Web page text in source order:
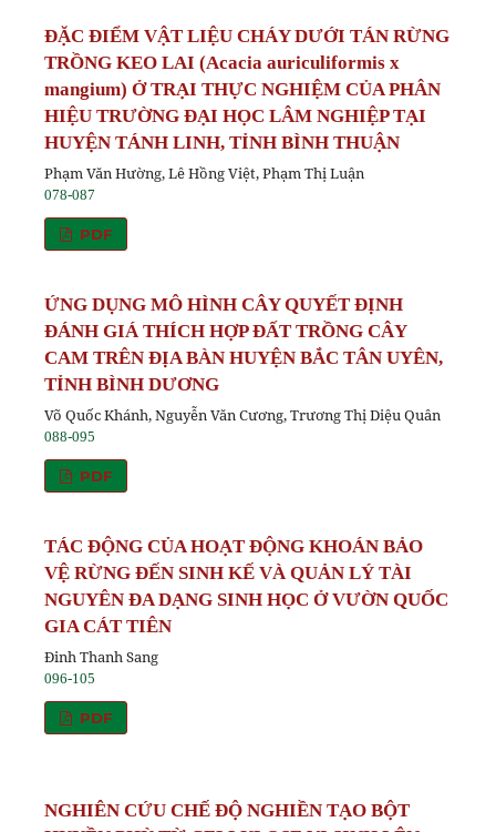
ĐẶC ĐIỂM VẬT LIỆU CHÁY DƯỚI TÁN RỪNG
TRỒNG KEO LAI (Acacia auriculiformis x
mangium) Ở TRẠI THỰC NGHIỆM CỦA PHÂN
HIỆU TRƯỜNG ĐẠI HỌC LÂM NGHIỆP TẠI
HUYỆN TÁNH LINH, TỈNH BÌNH THUẬN
Phạm Văn Hường, Lê Hồng Việt, Phạm Thị Luận
078-087
PDF
ỨNG DỤNG MÔ HÌNH CÂY QUYẾT ĐỊNH
ĐÁNH GIÁ THÍCH HỢP ĐẤT TRỒNG CÂY
CAM TRÊN ĐỊA BÀN HUYỆN BẮC TÂN UYÊN,
TỈNH BÌNH DƯƠNG
Võ Quốc Khánh, Nguyễn Văn Cương, Trương Thị Diệu Quân
088-095
PDF
TÁC ĐỘNG CỦA HOẠT ĐỘNG KHOÁN BẢO
VỆ RỪNG ĐẾN SINH KẾ VÀ QUẢN LÝ TÀI
NGUYÊN ĐA DẠNG SINH HỌC Ở VƯỜN QUỐC
GIA CÁT TIÊN
Đinh Thanh Sang
096-105
PDF
NGHIÊN CỨU CHẾ ĐỘ NGHIỀN TẠO BỘT